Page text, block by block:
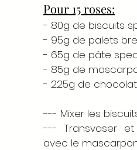
Pour 15 roses:
- 80g de biscuits
- 95g de palets
- 65g de pâte
- 85g de
- 225g de
--- Mixer les
--- Transvaser